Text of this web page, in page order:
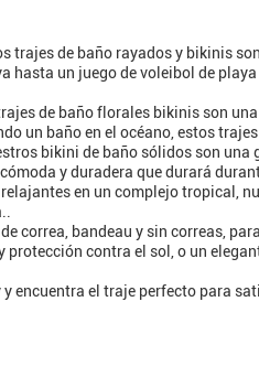
trajes de baño rayados y bikinis
hasta un juego de voleibol de
de baño florales bikinis son
un baño en el océano, estos
bikini de baño sólidos son
y duradera que durará
en un complejo
correa, bandeau y sin correas,
contra el sol, o un
encuentra el traje perfecto para